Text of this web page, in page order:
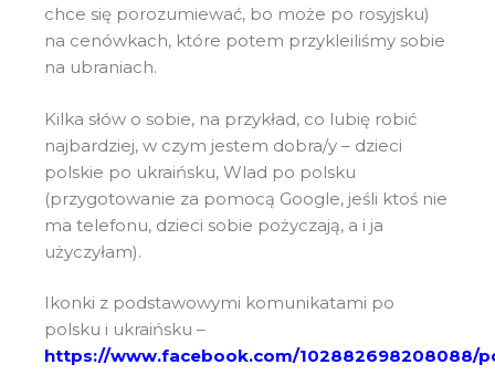
chce się porozumiewać, bo może po rosyjsku)
na cenówkach, które potem przykleiliśmy sobie
na ubraniach.
Kilka słów o sobie, na przykład, co lubię robić
najbardziej, w czym jestem dobra/y – dzieci
polskie po ukraińsku, Wlad po polsku
(przygotowanie za pomocą Google, jeśli ktoś nie
ma telefonu, dzieci sobie pożyczają, a i ja
użyczyłam).
Ikonki z podstawowymi komunikatami po
polsku i ukraińsku –
https://www.facebook.com/102882698208088/